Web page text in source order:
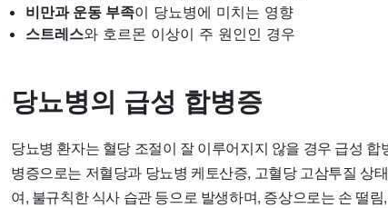
비만과 운동 부족이 당뇨병에 미치는 영향
스트레스와 호르몬 이상이 주 원인인 경우
당뇨병의 급성 합병증
당뇨병 환자는 혈당 조절이 잘 이루어지지 않을 경우 급성
병증으로는 저혈당과 당뇨병 케토산증, 고혈당 고삼투질 상
여, 불규칙한 식사 습관 등으로 발생하며, 증상으로는 손 떨